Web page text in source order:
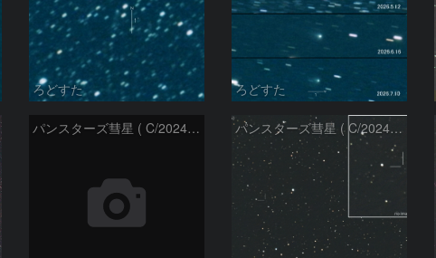
ろどすた ろどすた
パンスターズ彗星 ( C/2024R4 )：2026/06/28 パンスターズ彗星 ( C/2024G4 )の予報位置：2026/06/23